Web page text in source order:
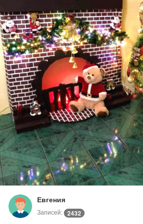
Евгения
Записей: 2432